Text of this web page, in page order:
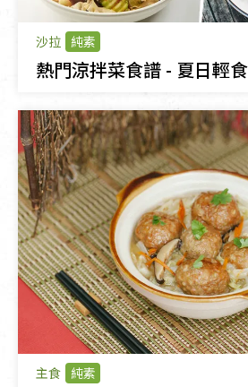
沙拉 純素
熱門涼拌菜食譜 - 夏日輕
主食 純素